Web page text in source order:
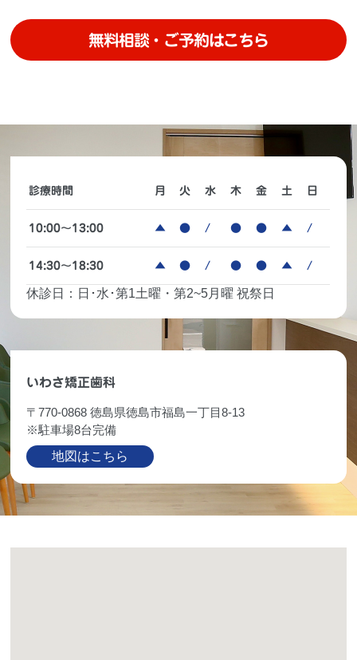
無料相談・ご予約はこちら
診療時間 月 火 水 木 金 土 日
10:00～13:00 ▲ ● / ● ● ▲ /
14:30～18:30 ▲ ● / ● ● ▲ /
休診日：日･水･第1土曜・第2~5月曜 祝祭日
いわさ矯正歯科
〒770-0868 徳島県徳島市福島一丁目8-13
※駐車場8台完備
地図はこちら